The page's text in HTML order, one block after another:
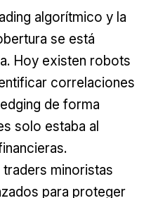
algorítmico y la
se está
Hoy existen robots
correlaciones
de forma
solo estaba al
traders minoristas
para proteger